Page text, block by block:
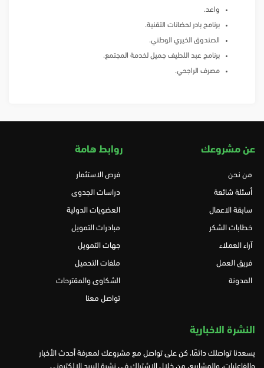
واعد.
برنامج بادر لحضانات التقنية.
الصندوق الخيري الوطني.
برنامج عبد اللطيف جميل لخدمة المجتمع.
مصرف الراجحي.
عن مشروعك
من نحن
أسئلة شائعة
سابقة الاعمال
خطابات الشكر
آراء العملاء
فريق العمل
المدونة
روابط هامة
فرص الاستثمار
دراسات الجدوى
العضويات الدولية
مبادرات التمويل
جهات التمويل
ملفات التحميل
الشكاوى والمقترحات
تواصل معنا
النشرة الاخبارية
يسعدنا تواصلك دائمًا، كن على تواصل مع مشروعك لمعرفة أحدث الأخبار